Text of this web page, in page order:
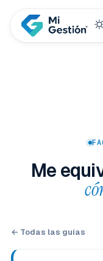
Me
← Todas las guías